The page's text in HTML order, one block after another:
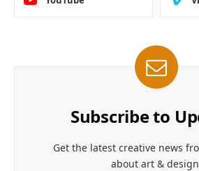
Subscribe to
Get the latest creative news
about art &